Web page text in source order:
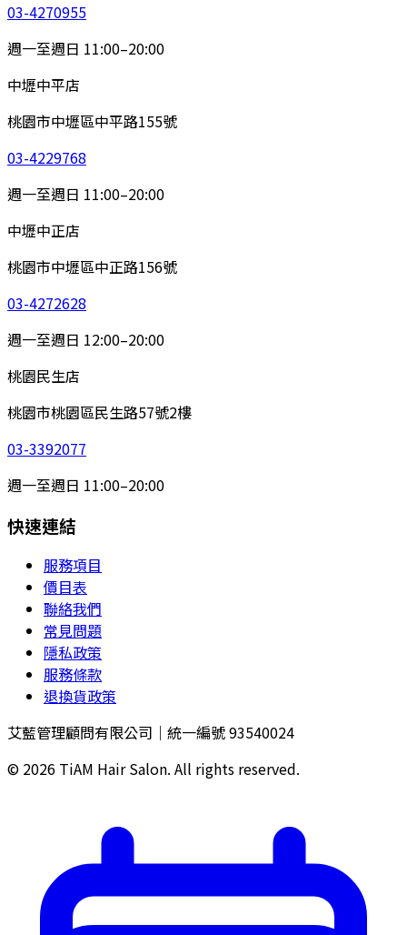
03-4270955
週一至週日 11:00–20:00
中壢中平店
桃園市中壢區中平路155號
03-4229768
週一至週日 11:00–20:00
中壢中正店
桃園市中壢區中正路156號
03-4272628
週一至週日 12:00–20:00
桃園民生店
桃園市桃園區民生路57號2樓
03-3392077
週一至週日 11:00–20:00
快速連結
服務項目
價目表
聯絡我們
常見問題
隱私政策
服務條款
退換貨政策
艾藍管理顧問有限公司｜統一編號 93540024
© 2026 TiAM Hair Salon. All rights reserved.